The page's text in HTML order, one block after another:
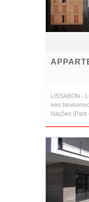
LISSABON -
een
Nações (Park